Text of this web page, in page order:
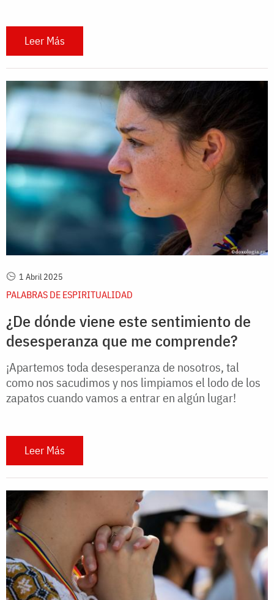
Leer Más
1 Abril 2025
PALABRAS DE ESPIRITUALIDAD
¿De dónde viene este sentimiento de
desesperanza que me comprende?
¡Apartemos toda desesperanza de nosotros, tal
como nos sacudimos y nos limpiamos el lodo de los
zapatos cuando vamos a entrar en algún lugar!
Leer Más